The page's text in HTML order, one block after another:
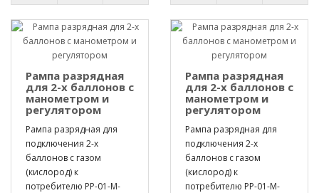
Рампа разрядная
для 2-х баллонов с
манометром и
регулятором
Рампа разрядная для
подключения 2-х
баллонов с газом
(кислород) к
потребителю РР-01-М-
Рампа разрядная
для 2-х баллонов с
манометром и
регулятором
Рампа разрядная для
подключения 2-х
баллонов с газом
(кислород) к
потребителю РР-01-М-